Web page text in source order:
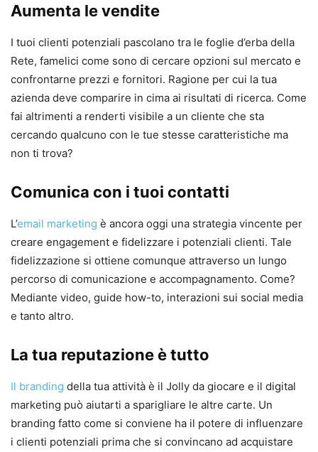
Aumenta le vendite
I tuoi clienti potenziali pascolano tra le foglie d’erba della
Rete, famelici come sono di cercare opzioni sul mercato e
confrontarne prezzi e fornitori. Ragione per cui la tua
azienda deve comparire in cima ai risultati di ricerca. Come
fai altrimenti a renderti visibile a un cliente che sta
cercando qualcuno con le tue stesse caratteristiche ma
non ti trova?
Comunica con i tuoi contatti
L’email marketing è ancora oggi una strategia vincente per
creare engagement e fidelizzare i potenziali clienti. Tale
fidelizzazione si ottiene comunque attraverso un lungo
percorso di comunicazione e accompagnamento. Come?
Mediante video, guide how-to, interazioni sui social media
e tanto altro.
La tua reputazione è tutto
Il branding della tua attività è il Jolly da giocare e il digital
marketing può aiutarti a sparigliare le altre carte. Un
branding fatto come si conviene ha il potere di influenzare
i clienti potenziali prima che si convincano ad acquistare